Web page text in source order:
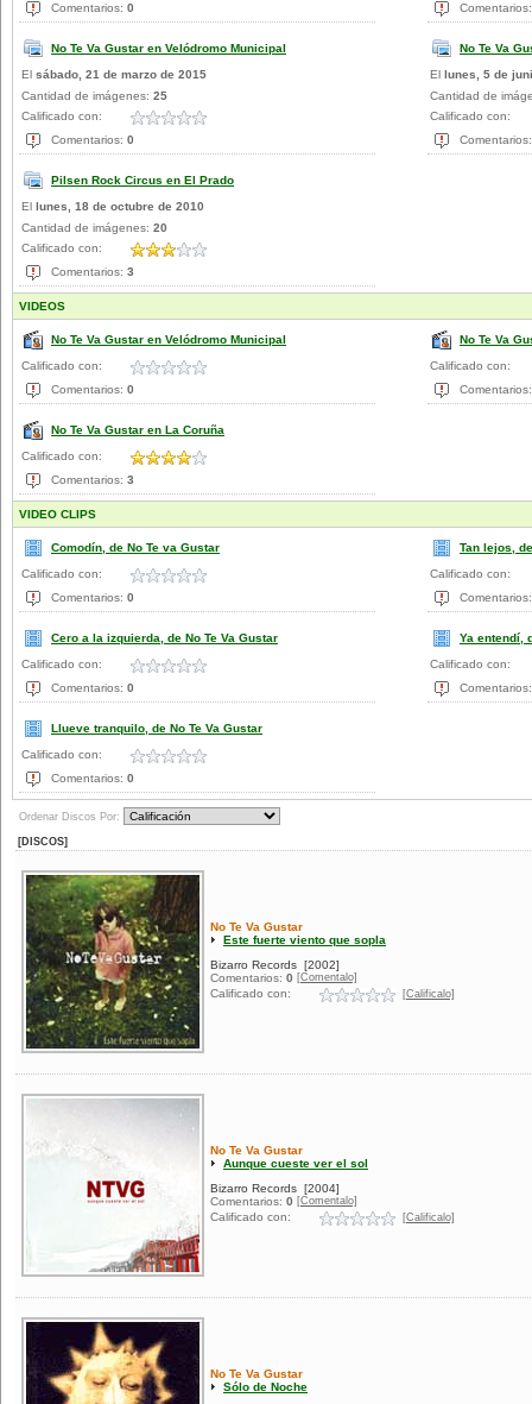
Comentarios: 0
No Te Va Gustar en Velódromo Municipal
El sábado, 21 de marzo de 2015
Cantidad de imágenes: 25
Calificado con:
Comentarios: 0
No Te Va
El lunes, 5 de
Cantidad de
Calificado con:
Pilsen Rock Circus en El Prado
El lunes, 18 de octubre de 2010
Cantidad de imágenes: 20
Calificado con:
Comentarios: 3
VIDEOS
No Te Va Gustar en Velódromo Municipal
Calificado con:
Comentarios: 0
No Te Va
Calificado con:
No Te Va Gustar en La Coruña
Calificado con:
Comentarios: 3
VIDEO CLIPS
Comodín, de No Te va Gustar
Calificado con:
Comentarios: 0
Tan lejos,
Calificado con:
Cero a la izquierda, de No Te Va Gustar
Calificado con:
Comentarios: 0
Ya entendí,
Calificado con:
Llueve tranquilo, de No Te Va Gustar
Calificado con:
Comentarios: 0
Ordenar Discos Por:
[DISCOS]
No Te Va Gustar
Este fuerte viento que sopla
Bizarro Records [2002]
Comentarios: 0 [Comentalo]
Calificado con: [Calificalo]
No Te Va Gustar
Aunque cueste ver el sol
Bizarro Records [2004]
Comentarios: 0 [Comentalo]
Calificado con: [Calificalo]
No Te Va Gustar
Sólo de Noche